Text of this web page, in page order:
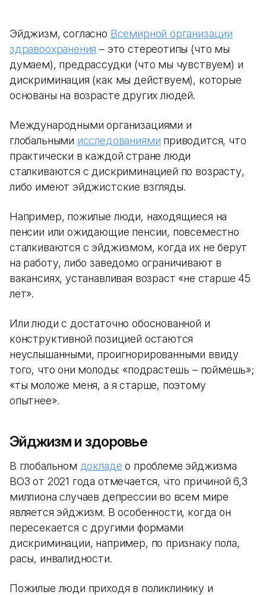
Эйджизм, согласно Всемирной организации
здравоохранения – это стереотипы (что мы
думаем), предрассудки (что мы чувствуем) и
дискриминация (как мы действуем), которые
основаны на возрасте других людей.
Международными организациями и
глобальными исследованиями приводится, что
практически в каждой стране люди
сталкиваются с дискриминацией по возрасту,
либо имеют эйджистские взгляды.
Например, пожилые люди, находящиеся на
пенсии или ожидающие пенсии, повсеместно
сталкиваются с эйджизмом, когда их не берут
на работу, либо заведомо ограничивают в
вакансиях, устанавливая возраст «не старше 45
лет».
Или люди с достаточно обоснованной и
конструктивной позицией остаются
неуслышанными, проигнорированными ввиду
того, что они молоды: «подрастешь – поймёшь»;
«ты моложе меня, а я старше, поэтому
опытнее».
Эйджизм и здоровье
В глобальном докладе о проблеме эйджизма
ВОЗ от 2021 года отмечается, что причиной 6,3
миллиона случаев депрессии во всем мире
является эйджизм. В особенности, когда он
пересекается с другими формами
дискриминации, например, по признаку пола,
расы, инвалидности.
Пожилые люди приходя в поликлинику и